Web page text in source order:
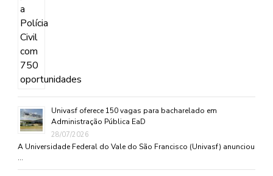
Univasf oferece 150 vagas para bacharelado em
Administração Pública EaD
28/07/2026
A Universidade Federal do Vale do São Francisco (Univasf) anunciou
…